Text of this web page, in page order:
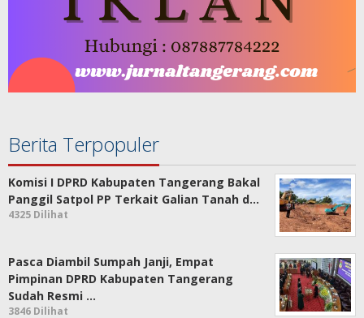
Berita Terpopuler
Komisi I DPRD Kabupaten Tangerang Bakal
Panggil Satpol PP Terkait Galian Tanah d…
4325 Dilihat
Pasca Diambil Sumpah Janji, Empat
Pimpinan DPRD Kabupaten Tangerang
Sudah Resmi …
3846 Dilihat